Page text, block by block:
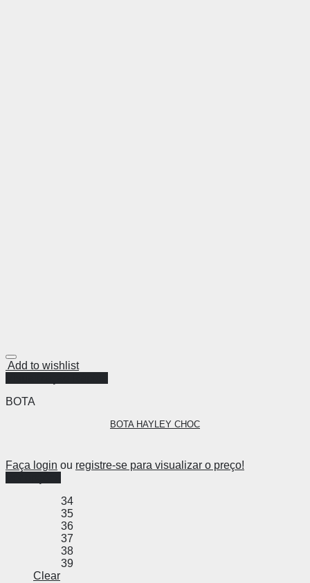
Add to wishlist
BOTA
BOTA HAYLEY CHOC
Faça login ou registre-se para visualizar o preço!
34
35
36
37
38
39
Clear